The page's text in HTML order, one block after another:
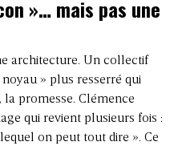
»… mais pas une
architecture. Un collectif
» plus resserré qui
promesse. Clémence
qui revient plusieurs fois :
on peut tout dire ». Ce